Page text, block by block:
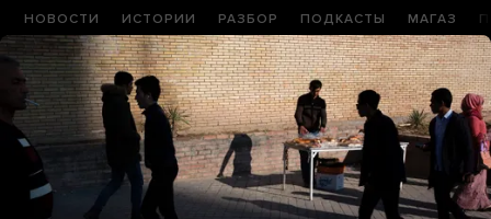
НОВОСТИ ИСТОРИИ РАЗБОР ПОДКАСТЫ МАГАЗ